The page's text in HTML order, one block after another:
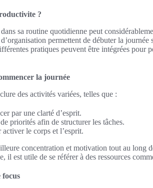
?
dans sa routine quotidienne peut
permettent de débuter la
pratiques peuvent être intégrées pour
la journée
des activités variées, telles que :
par une clarté d’esprit.
priorités afin de structurer les tâches.
le corps et l’esprit.
concentration et motivation tout au long
il est utile de se référer à des ressources
focus